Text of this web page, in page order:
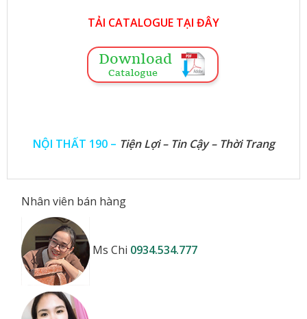
TẢI CATALOGUE TẠI ĐÂY
NỘI THẤT 190 – Tiện Lợi – Tin Cậy – Thời Trang
Nhân viên bán hàng
Ms Chi 0934.534.777